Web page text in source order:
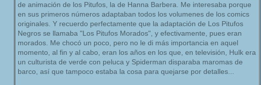
de animación de los Pitufos, la de Hanna Barbera. Me interesaba porque
en sus primeros números adaptaban todos los volumenes de los comics
originales. Y recuerdo perfectamente que la adaptación de Los Pitufos
Negros se llamaba "Los Pitufos Morados", y efectivamente, pues eran
morados. Me chocó un poco, pero no le di más importancia en aquel
momento, al fin y al cabo, eran los años en los que, en televisión, Hulk era
un culturista de verde con peluca y Spiderman disparaba maromas de
barco, así que tampoco estaba la cosa para quejarse por detalles...